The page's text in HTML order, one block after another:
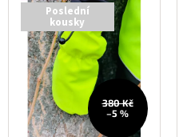
Poslední
kousky
380 Kč
–5 %